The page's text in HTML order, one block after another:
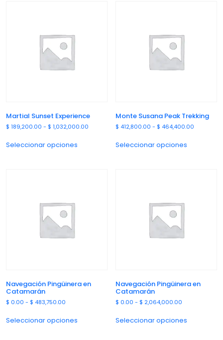
Martial Sunset Experience
$ 189,200.00 - $ 1,032,000.00
Seleccionar opciones
Monte Susana Peak Trekking
$ 412,800.00 - $ 464,400.00
Seleccionar opciones
Navegación Pingüinera en
Catamarán
$ 0.00 - $ 483,750.00
Seleccionar opciones
Navegación Pingüinera en
Catamarán
$ 0.00 - $ 2,064,000.00
Seleccionar opciones